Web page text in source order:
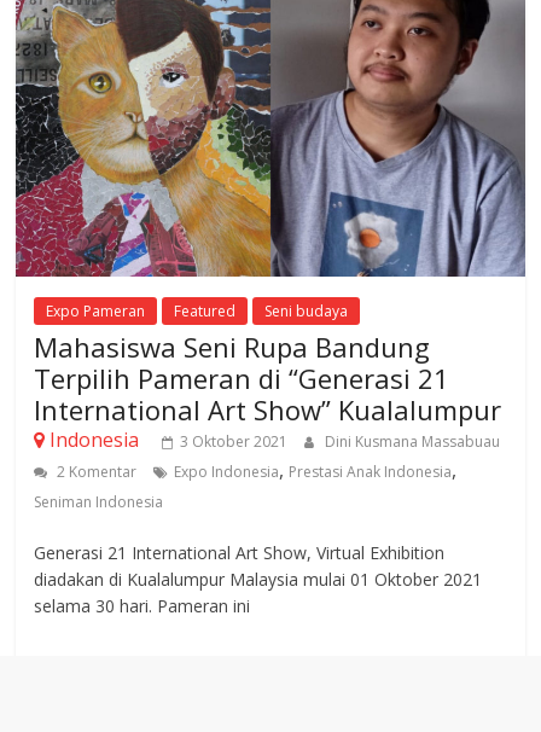
Expo Pameran Featured Seni budaya
Mahasiswa Seni Rupa Bandung
Terpilih Pameran di “Generasi 21
International Art Show” Kualalumpur
Indonesia 3 Oktober 2021
Dini Kusmana Massabuau
2 Komentar
Expo Indonesia, Prestasi Anak Indonesia,
Seniman Indonesia
Generasi 21 International Art Show, Virtual Exhibition
diadakan di Kualalumpur Malaysia mulai 01 Oktober 2021
selama 30 hari. Pameran ini